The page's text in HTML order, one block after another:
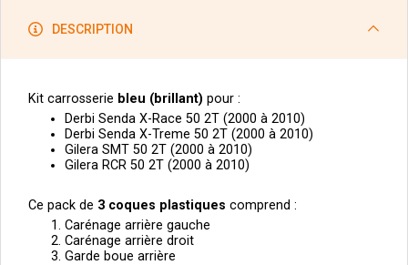
DESCRIPTION
Kit carrosserie bleu (brillant) pour :
Derbi Senda X-Race 50 2T (2000 à 2010)
Derbi Senda X-Treme 50 2T (2000 à 2010)
Gilera SMT 50 2T (2000 à 2010)
Gilera RCR 50 2T (2000 à 2010)
Ce pack de 3 coques plastiques comprend :
Carénage arrière gauche
Carénage arrière droit
Garde boue arrière